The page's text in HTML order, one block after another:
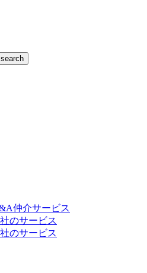
仲介サービス
のサービス
のサービス